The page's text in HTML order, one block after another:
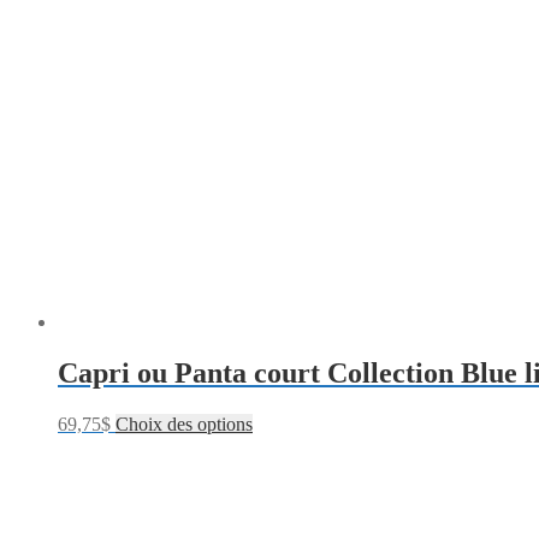
Capri ou Panta court Collection Blue
69,75$ Choix des options